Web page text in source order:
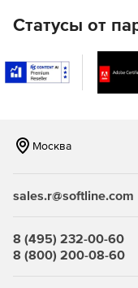
Статусы от
Москва
sales.r@softline.com
8 (495) 232-00-60
8 (800) 200-08-60